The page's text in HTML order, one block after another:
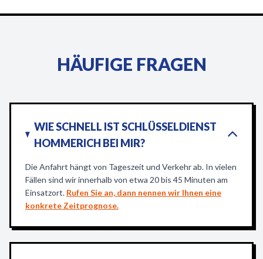
HÄUFIGE FRAGEN
WIE SCHNELL IST SCHLÜSSELDIENST
HOMMERICH BEI MIR?
Die Anfahrt hängt von Tageszeit und Verkehr ab. In vielen
Fällen sind wir innerhalb von etwa 20 bis 45 Minuten am
Einsatzort. Rufen Sie an, dann nennen wir Ihnen eine
konkrete Zeitprognose.